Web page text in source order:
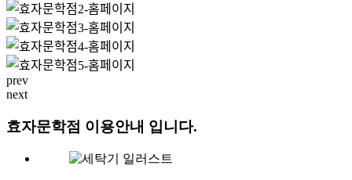
prev
next
효자문학점 이용안내 입니다.